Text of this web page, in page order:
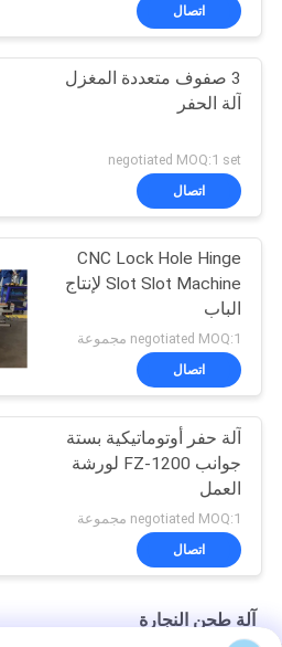
اتصال
3 صفوف متعددة المغزل
آلة الحفر
negotiated MOQ:1 set
اتصال
CNC Lock Hole Hinge
Slot Slot Machine لإنتاج
الباب
negotiated MOQ:1 مجموعة
اتصال
آلة حفر أوتوماتيكية بستة
جوانب FZ-1200 لورشة
العمل
negotiated MOQ:1 مجموعة
اتصال
آلة طحن النجارة